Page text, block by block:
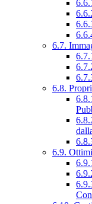
6.7.
6.8.
6.9.